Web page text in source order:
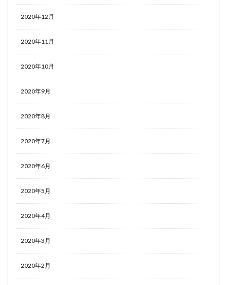
2020年12月
2020年11月
2020年10月
2020年9月
2020年8月
2020年7月
2020年6月
2020年5月
2020年4月
2020年3月
2020年2月